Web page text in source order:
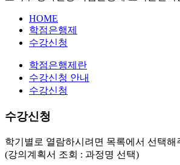
HOME
학점은행제
수강신청
학점은행제란
수강신청 안내
수강신청
수강신청
학기별로 열람하시려면 목록에서 선택해
(강의계획서 조회 : 과정명 선택)